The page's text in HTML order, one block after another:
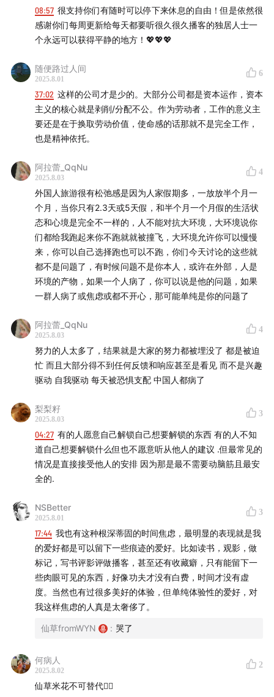
08:57 很支持你们有随时可以停下来休息的自由！但是依然很
感谢你们每周更新给每天都要听很久很久播客的独居人士一
个永远可以获得平静的地方！💖💖💖
随便路过人间
2025.8.01
6
37:02 这样的公司才是少的。大部分公司都是资本运作，资本
主义的核心就是剥削/分配不公。作为劳动者，工作的意义主
要还是在于换取劳动价值，使命感的话那就不是完全工作，
也是精神依托。
阿拉蕾_QqNu
2025.8.03
4
外国人旅游很有松弛感是因为人家假期多，一放放半个月一
个月，当你只有2.3天或5天假，和半个月一个月假的生活状
态和心境是完全不一样的，人不能对抗大环境，大环境说你
们都给我跑起来你不跑就就被撞飞，大环境允许你可以慢慢
来，你可以自己选择跑也可以不跑，你们今天讨论的这些就
都不是问题了，有时候问题不是你本人，或许在外部，人是
环境的产物，如果一个人病了，你可以说是他的问题，如果
一群人病了或焦虑或都不开心，那可能单纯是你的问题了
阿拉蕾_QqNu
2025.8.03
4
努力的人太多了，结果就是大家的努力都被埋没了 都是被迫
忙 而且大部分得不到任何反馈和响应甚至是看见 而不是兴趣
驱动 自我驱动 每天被恐惧支配 中国人都病了
梨梨籽
2025.8.03
3
04:27 有的人愿意自己解锁自己想要解锁的东西 有的人不知
道自己想要解锁什么但也不愿意听从他人的建议 .但最常见的
情况是直接接受他人的安排 因为那是最不需要动脑筋且最安
全的.
NSBetter
2025.8.01
3
17:44 我也有这种根深蒂固的时间焦虑，最明显的表现就是我
的爱好都是可以留下一些痕迹的爱好。比如读书，观影，做
标记，写书评影评做播客，甚至还有收藏癖，只有能留下一
些肉眼可见的东西，好像功夫才没有白费，时间才没有虚
度。当然也有过很多美好的体验，但单纯体验性的爱好，对
我这样焦虑的人真是太奢侈了。
仙草fromWYN : 哭了
何病人
2025.8.02
2
仙草米花不可替代🙅‍♀️